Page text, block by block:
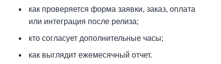
как проверяется форма заявки, заказ, оплата
или интеграция после релиза;
кто согласует дополнительные часы;
как выглядит ежемесячный отчет.